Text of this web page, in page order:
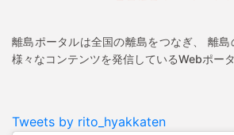
離島ポータルは全国の離島をつなぎ、 離
様々なコンテンツを発信しているWebポー
Tweets by rito_hyakkaten